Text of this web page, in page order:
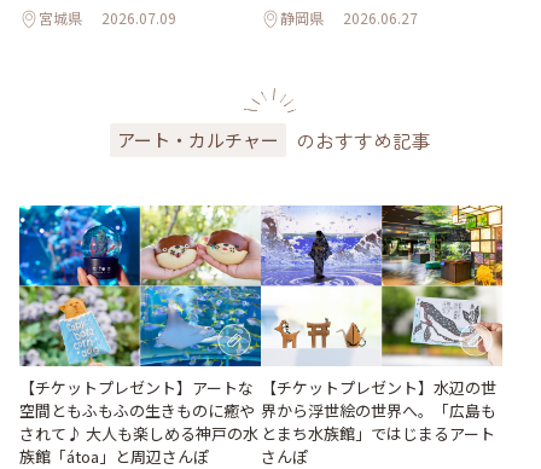
宮城県 2026.07.09 静岡県 2026.06.27
アート・カルチャー のおすすめ記事
【チケットプレゼント】アートな
空間ともふもふの生きものに癒や
されて♪ 大人も楽しめる神戸の水
族館「átoa」と周辺さんぽ
【チケットプレゼント】水辺の世
界から浮世絵の世界へ。「広島も
とまち水族館」ではじまるアート
さんぽ